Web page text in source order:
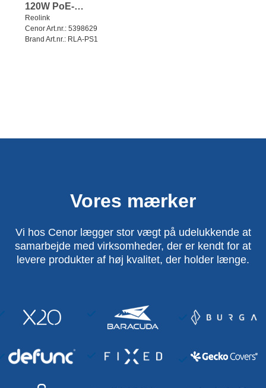
120W PoE-
strømstyring Sort
Reolink
Cenor Art.nr.: 5398629
Brand Art.nr.: RLA-PS1
Vores mærker
Vi hos Cenor lægger stor vægt på udelukkende at
samarbejde med virksomheder, der er kendt for at
levere produkter af høj kvalitet, der holder længe.